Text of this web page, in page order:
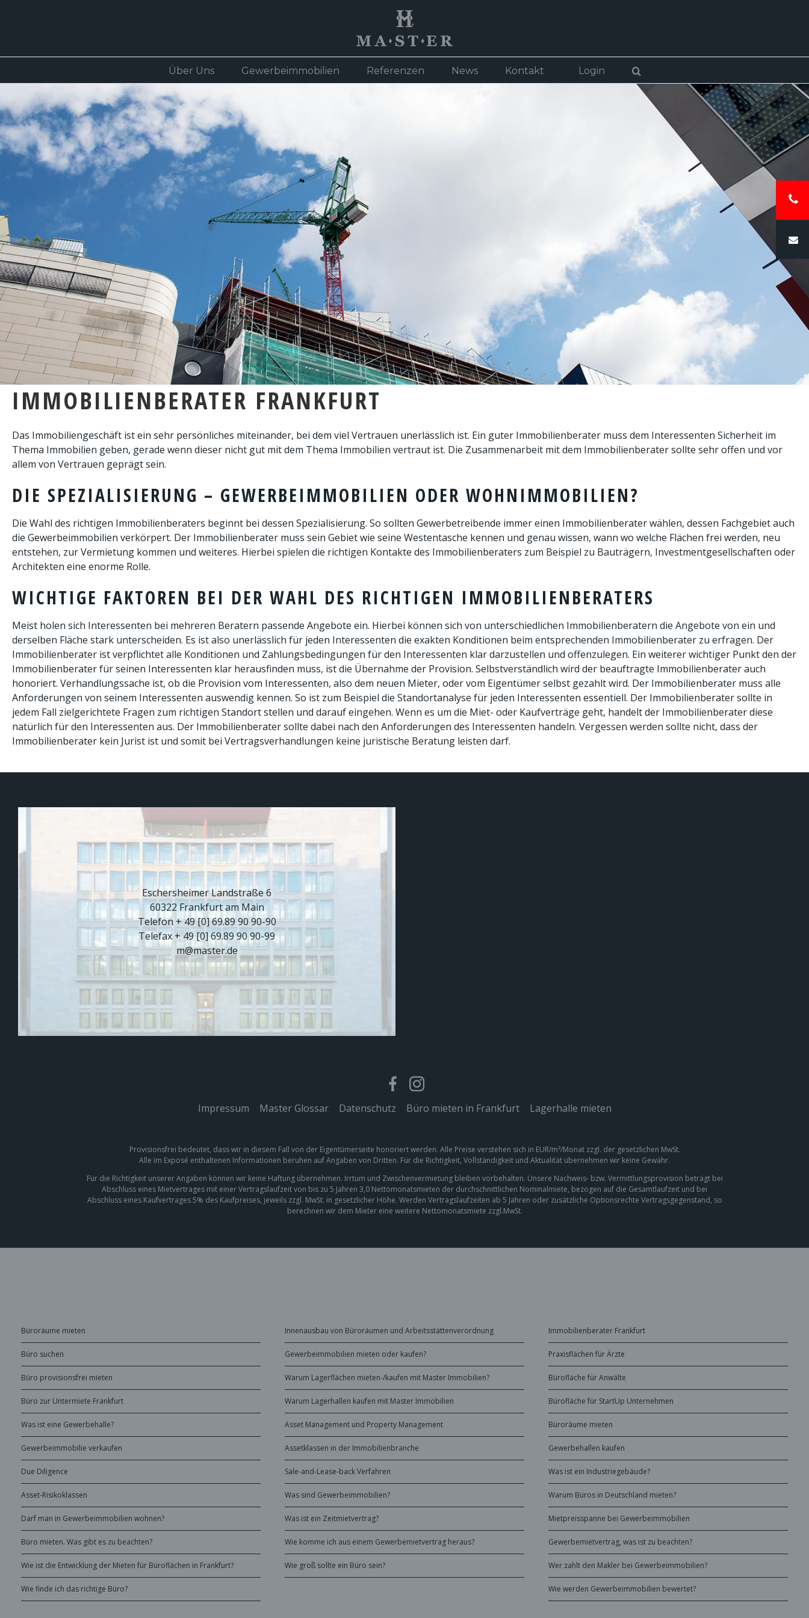
Über Uns Gewerbeimmobilien Referenzen News Kontakt Login
IMMOBILIENBERATER FRANKFURT
Das Immobiliengeschäft ist ein sehr persönliches miteinander, bei dem viel Vertrauen unerlässlich ist. Ein guter Immobilienberater muss dem Interessenten Sicherheit im
Thema Immobilien geben, gerade wenn dieser nicht gut mit dem Thema Immobilien vertraut ist. Die Zusammenarbeit mit dem Immobilienberater sollte sehr offen und vor
allem von Vertrauen geprägt sein.
DIE SPEZIALISIERUNG – GEWERBEIMMOBILIEN ODER WOHNIMMOBILIEN?
Die Wahl des richtigen Immobilienberaters beginnt bei dessen Spezialisierung. So sollten Gewerbetreibende immer einen Immobilienberater wählen, dessen Fachgebiet auch
die Gewerbeimmobilien verkörpert. Der Immobilienberater muss sein Gebiet wie seine Westentasche kennen und genau wissen, wann wo welche Flächen frei werden, neu
entstehen, zur Vermietung kommen und weiteres. Hierbei spielen die richtigen Kontakte des Immobilienberaters zum Beispiel zu Bauträgern, Investmentgesellschaften oder
Architekten eine enorme Rolle.
WICHTIGE FAKTOREN BEI DER WAHL DES RICHTIGEN IMMOBILIENBERATERS
Meist holen sich Interessenten bei mehreren Beratern passende Angebote ein. Hierbei können sich von unterschiedlichen Immobilienberatern die Angebote von ein und
derselben Fläche stark unterscheiden. Es ist also unerlässlich für jeden Interessenten die exakten Konditionen beim entsprechenden Immobilienberater zu erfragen. Der
Immobilienberater ist verpflichtet alle Konditionen und Zahlungsbedingungen für den Interessenten klar darzustellen und offenzulegen. Ein weiterer wichtiger Punkt den der
Immobilienberater für seinen Interessenten klar herausfinden muss, ist die Übernahme der Provision. Selbstverständlich wird der beauftragte Immobilienberater auch
honoriert. Verhandlungssache ist, ob die Provision vom Interessenten, also dem neuen Mieter, oder vom Eigentümer selbst gezahlt wird. Der Immobilienberater muss alle
Anforderungen von seinem Interessenten auswendig kennen. So ist zum Beispiel die Standortanalyse für jeden Interessenten essentiell. Der Immobilienberater sollte in
jedem Fall zielgerichtete Fragen zum richtigen Standort stellen und darauf eingehen. Wenn es um die Miet- oder Kaufverträge geht, handelt der Immobilienberater diese
natürlich für den Interessenten aus. Der Immobilienberater sollte dabei nach den Anforderungen des Interessenten handeln. Vergessen werden sollte nicht, dass der
Immobilienberater kein Jurist ist und somit bei Vertragsverhandlungen keine juristische Beratung leisten darf.
Eschersheimer Landstraße 6
60322 Frankfurt am Main
Telefon + 49 [0] 69.89 90 90-90
Telefax + 49 [0] 69.89 90 90-99
m@master.de
Impressum Master Glossar| Datenschutz Büro mieten in Frankfurt| Lagerhalle mieten
Provisionsfrei bedeutet, dass wir in diesem Fall von der Eigentümerseite honoriert werden. Alle Preise verstehen sich in EUR/m²/Monat zzgl. der gesetzlichen MwSt.
Alle im Exposé enthaltenen Informationen beruhen auf Angaben von Dritten. Für die Richtigkeit, Vollständigkeit und Aktualität übernehmen wir keine Gewähr.
Für die Richtigkeit unserer Angaben können wir keine Haftung übernehmen. Irrtum und Zwischenvermietung bleiben vorbehalten. Unsere Nachweis- bzw. Vermittlungsprovision beträgt bei
Abschluss eines Mietvertrages mit einer Vertragslaufzeit von bis zu 5 Jahren 3,0 Nettomonatsmieten der durchschnittlichen Nominalmiete, bezogen auf die Gesamtlaufzeit und bei
Abschluss eines Kaufvertrages 5% des Kaufpreises, jeweils zzgl. MwSt. in gesetzlicher Höhe. Werden Vertragslaufzeiten ab 5 Jahren oder zusätzliche Optionsrechte Vertragsgegenstand, so
berechnen wir dem Mieter eine weitere Nettomonatsmiete zzgl.MwSt.
Büroräume mieten
Büro suchen
Büro provisionsfrei mieten
Büro zur Untermiete Frankfurt
Was ist eine Gewerbehalle?
Gewerbeimmobilie verkaufen
Due Diligence
Asset-Risikoklassen
Darf man in Gewerbeimmobilien wohnen?
Büro mieten. Was gibt es zu beachten?
Wie ist die Entwicklung der Mieten für Büroflächen in Frankfurt?
Wie finde ich das richtige Büro?
Innenausbau von Büroräumen und Arbeitsstättenverordnung
Gewerbeimmobilien mieten oder kaufen?
Warum Lagerflächen mieten-/kaufen mit Master Immobilien?
Warum Lagerhallen kaufen mit Master Immobilien
Asset Management und Property Management
Assetklassen in der Immobilienbranche
Sale-and-Lease-back Verfahren
Was sind Gewerbeimmobilien?
Was ist ein Zeitmietvertrag?
Wie komme ich aus einem Gewerbemietvertrag heraus?
Wie groß sollte ein Büro sein?
Immobilienberater Frankfurt
Praxisflächen für Ärzte
Bürofläche für Anwälte
Bürofläche für StartUp Unternehmen
Büroräume mieten
Gewerbehallen kaufen
Was ist ein Industriegebäude?
Warum Büros in Deutschland mieten?
Mietpreisspanne bei Gewerbeimmobilien
Gewerbemietvertrag, was ist zu beachten?
Wer zahlt den Makler bei Gewerbeimmobilien?
Wie werden Gewerbeimmobilien bewertet?